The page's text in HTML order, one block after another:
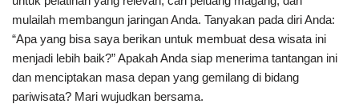
mulailah membangun jaringan Anda. Tanyakan pada diri Anda:
“Apa yang bisa saya berikan untuk membuat desa wisata ini
menjadi lebih baik?” Apakah Anda siap menerima tantangan ini
dan menciptakan masa depan yang gemilang di bidang
pariwisata? Mari wujudkan bersama.